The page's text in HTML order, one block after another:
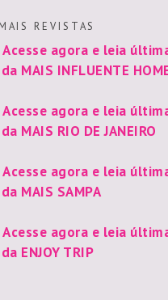
I S R E V I S T A S
Acesse agora e leia
da MAIS INFLUENTE
Acesse agora e leia
da MAIS RIO DE JANEIRO
Acesse agora e leia
da MAIS SAMPA
Acesse agora e leia
da ENJOY TRIP